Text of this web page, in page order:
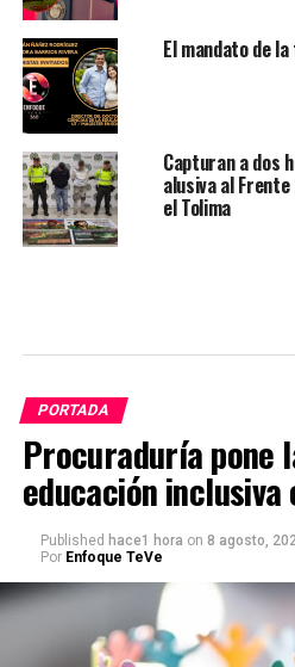
El mandato de
Capturan a dos
alusiva al Frente
el Tolima
PORTADA
Procuraduría pone
educación inclusiva
Published hace1 hora on 8 agosto,
Por Enfoque TeVe